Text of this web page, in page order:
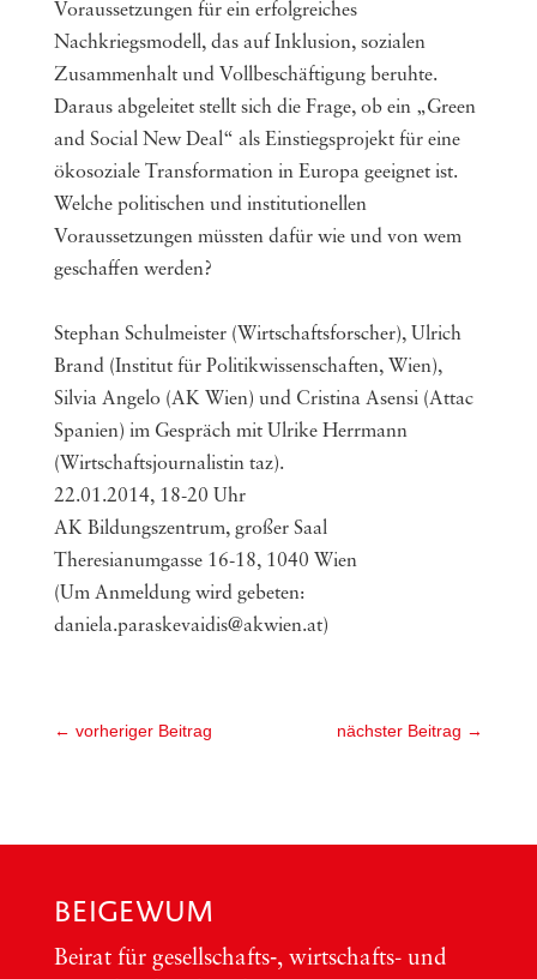
Voraussetzungen für ein erfolgreiches
Nachkriegsmodell, das auf Inklusion, sozialen
Zusammenhalt und Vollbeschäftigung beruhte.
Daraus abgeleitet stellt sich die Frage, ob ein „Green
and Social New Deal“ als Einstiegsprojekt für eine
ökosoziale Transformation in Europa geeignet ist.
Welche politischen und institutionellen
Voraussetzungen müssten dafür wie und von wem
geschaffen werden?
Stephan Schulmeister (Wirtschaftsforscher), Ulrich
Brand (Institut für Politikwissenschaften, Wien),
Silvia Angelo (AK Wien) und Cristina Asensi (Attac
Spanien) im Gespräch mit Ulrike Herrmann
(Wirtschaftsjournalistin taz).
22.01.2014, 18-20 Uhr
AK Bildungszentrum, großer Saal
Theresianumgasse 16-18, 1040 Wien
(Um Anmeldung wird gebeten:
daniela.paraskevaidis@akwien.at)
← vorheriger Beitrag nächster Beitrag →
BEIGEWUM
Bei­rat für gesellschafts‑, wirt­schafts- und